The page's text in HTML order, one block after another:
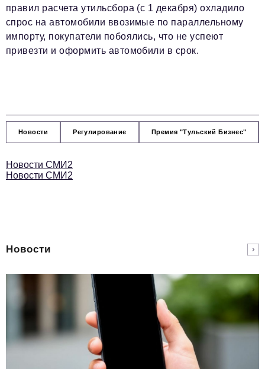
правил расчета утильсбора (с 1 декабря) охладило
спрос на автомобили ввозимые по параллельному
импорту, покупатели побоялись, что не успеют
привезти и оформить автомобили в срок.
Новости Регулирование Премия "Тульский Бизнес"
Новости СМИ2
Новости СМИ2
Новости